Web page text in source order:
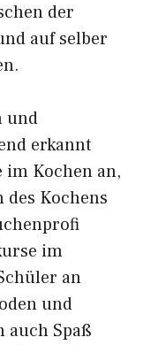
der
auf selber
und
erkannt
Kochen an,
des Kochens
im
an
und
auch Spaß